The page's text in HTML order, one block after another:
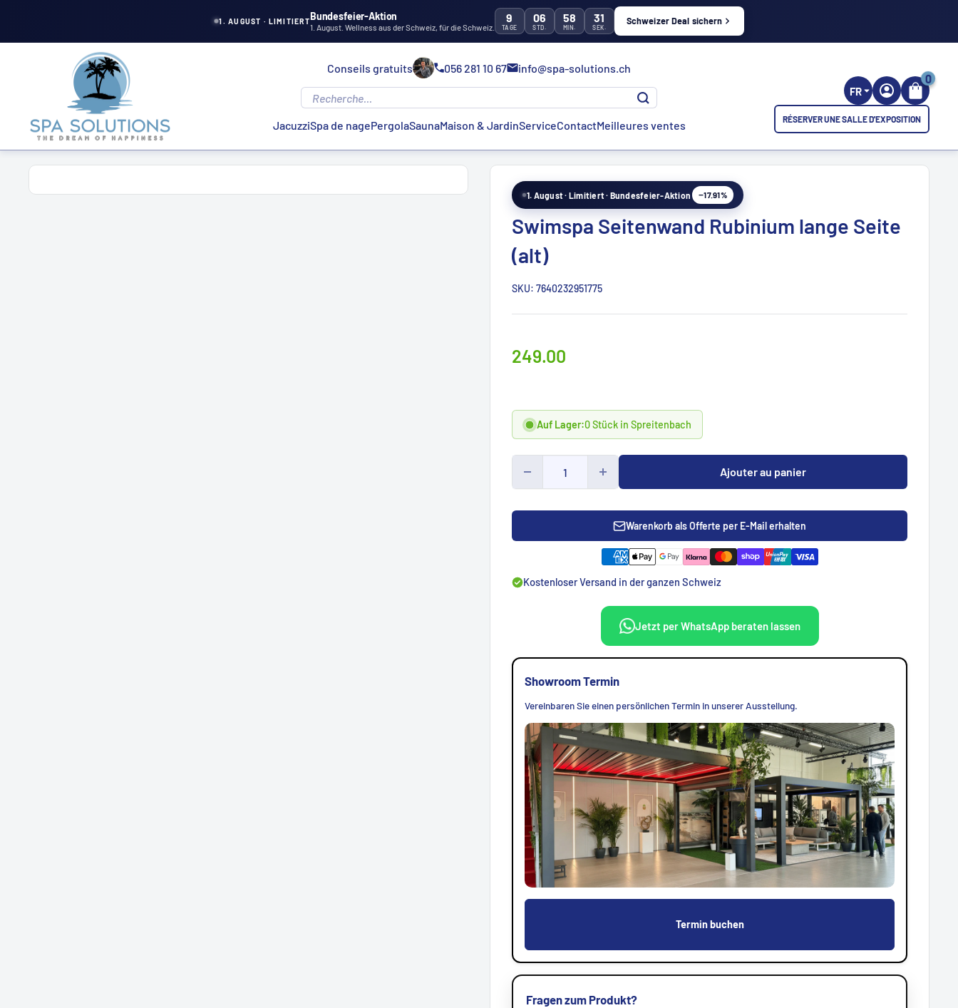
1. AUGUST · LIMITIERTBundesfeier-Aktion
1. August. Wellness aus der Schweiz, für die Schweiz.
9
TAGE
06
STD.
58
MIN.
28
SEK.
Schweizer Deal sichern
Conseils gratuits 056 281 10 67 info@spa-solutions.ch
JacuzziSpa de nagePergolaSaunaMaison & JardinServiceContactMeilleures ventes
FR
0
RÉSERVER UNE SALLE D'EXPOSITION
1. August · Limitiert · Bundesfeier-Aktion −17.91%
Swimspa Seitenwand Rubinium lange Seite
(alt)
SKU: 7640232951775
Prix
249.00
Auf Lager:0 Stück in Spreitenbach
Ajouter au panier
Warenkorb als Offerte per E-Mail erhalten
Kostenloser Versand in der ganzen Schweiz
Jetzt per WhatsApp beraten lassen
Showroom Termin
Vereinbaren Sie einen persönlichen Termin in unserer Ausstellung.
Termin buchen
Fragen zum Produkt?